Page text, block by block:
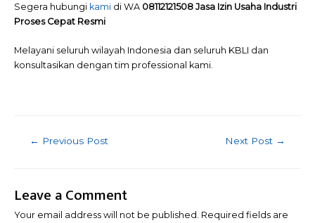
Segera hubungi kami di WA 08112121508 Jasa Izin Usaha Industri
Proses Cepat Resmi
Melayani seluruh wilayah Indonesia dan seluruh KBLI dan
konsultasikan dengan tim professional kami.
Post
← Previous Post Next Post →
Leave a Comment
Your email address will not be published. Required fields are